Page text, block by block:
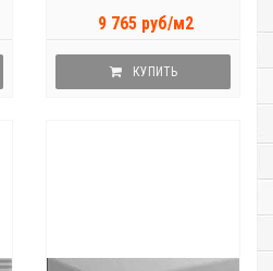
9 765 руб/м2
КУПИТЬ